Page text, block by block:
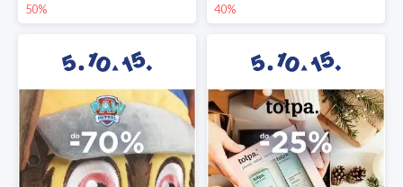
50% 40%